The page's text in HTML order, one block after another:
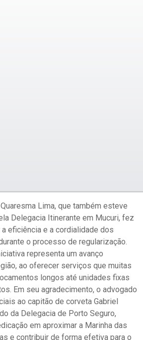
Lima, que também esteve
Delegacia Itinerante em Mucuri, fez
eficiência e a cordialidade dos
o processo de regularização.
representa um avanço
ao oferecer serviços que muitas
longos até unidades fixas
Em seu agradecimento, o advogado
ao capitão de corveta Gabriel
da Delegacia de Porto Seguro,
em aproximar a Marinha das
e contribuir de forma efetiva para o